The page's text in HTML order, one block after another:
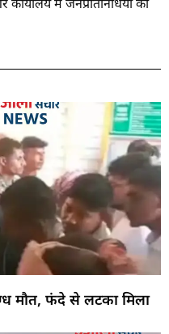
मौत, फंदे से लटका मिला